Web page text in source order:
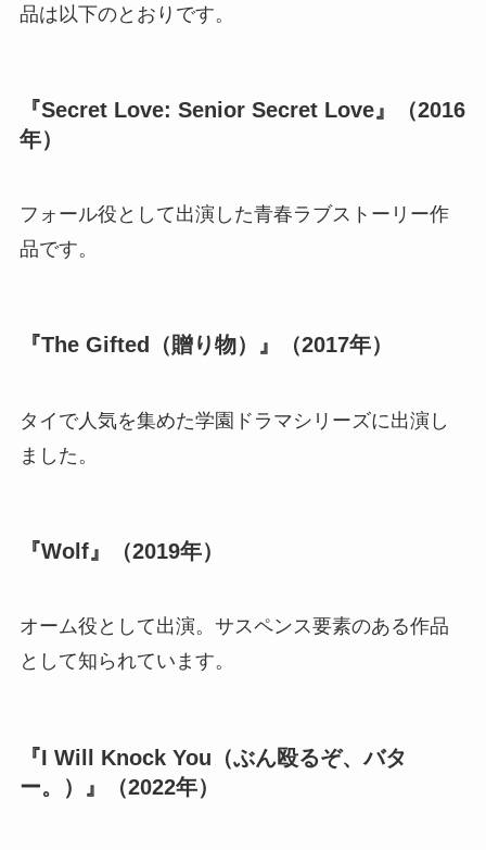
品は以下のとおりです。
『Secret Love: Senior Secret Love』（2016
年）
フォール役として出演した青春ラブストーリー作
品です。
『The Gifted（贈り物）』（2017年）
タイで人気を集めた学園ドラマシリーズに出演し
ました。
『Wolf』（2019年）
オーム役として出演。サスペンス要素のある作品
として知られています。
『I Will Knock You（ぶん殴るぞ、バタ
ー。）』（2022年）